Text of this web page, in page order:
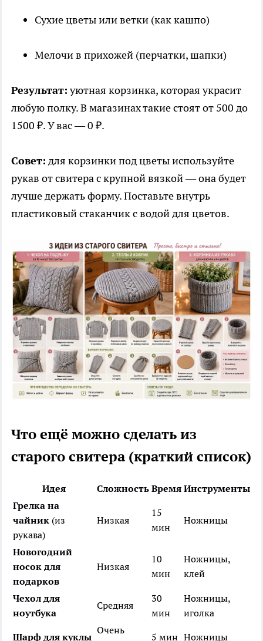
Сухие цветы или ветки (как кашпо)
Мелочи в прихожей (перчатки, шапки)
Результат:уютная корзинка, которая украсит
любую полку. В магазинах такие стоят от 500 до
1500 ₽. У вас — 0 ₽.
Совет: для корзинки под цветы используйте
рукав от свитера с крупной вязкой — она будет
лучше держать форму. Поставьте внутрь
пластиковый стаканчик с водой для цветов.
Что ещё можно сделать из
старого свитера (краткий список)
Идея Сложность Время Инструменты
Грелка на
чайник (из
рукава)
Низкая
15
мин
Ножницы
Новогодний
носок для
подарков
Низкая
10
мин
Ножницы,
клей
Чехол для
ноутбука
Средняя
30
мин
Ножницы,
иголка
Шарф для куклы
Очень
5 мин Ножницы